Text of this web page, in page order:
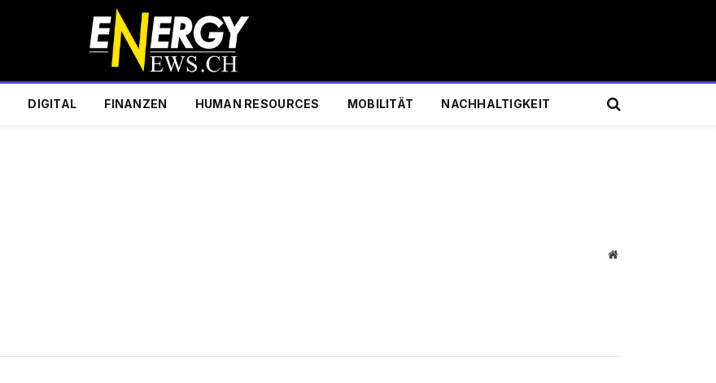
DIGITAL FINANZEN HUMAN RESOURCES MOBILITÄT NACHHALTIGKEIT
Website